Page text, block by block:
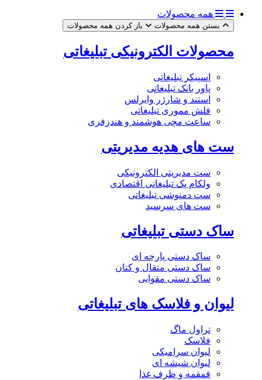
همه محصولات
بستن همه محصولات باز کردن همه محصولات
محصولات الکترونیکی تبلیغاتی
اسپیکر تبلیغاتی
پاور بانک تبلیغاتی
استند و شارژر وایرلس
فلش مموری تبلیغاتی
ساعت مچی هوشمند و هندزفری
ست های هدیه مدیریتی
ست مدیریتی الکترونیکی
ولکام پک تبلیغاتی اقتصادی
ست دمنوشی تبلیغاتی
ست های سرسید
ساک دستی تبلیغاتی
ساک دستی پارچه ای
ساک دستی متقال و کتان
ساک دستی مقوایی
لیوان و فلاسک های تبلیغاتی
تراول ماگ
فلاسک
لیوان سرامیکی
لیوان شیشه ای
قمقمه و ظرف غذا